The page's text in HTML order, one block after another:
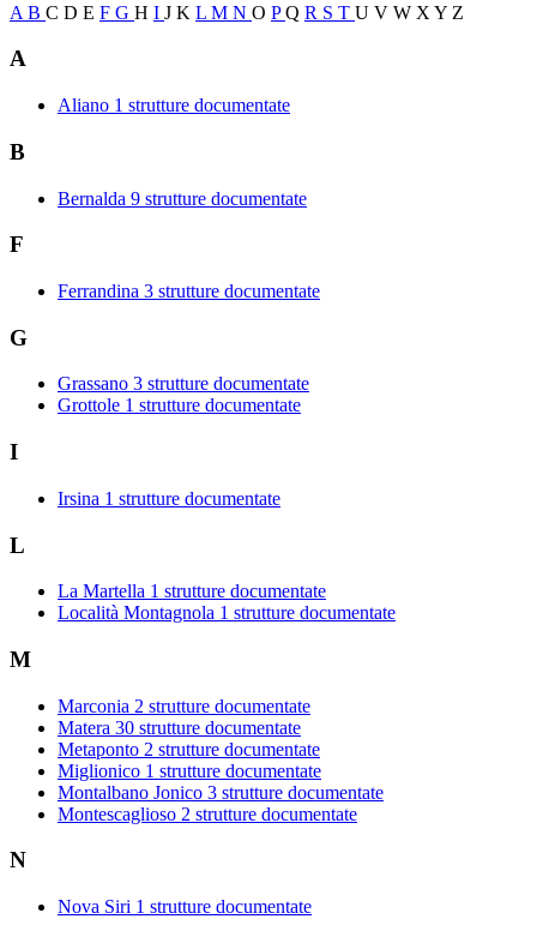
A B C D E F G H I J K L M N O PQ R S T U V W X Y Z
A
Aliano 1 strutture documentate
B
Bernalda 9 strutture documentate
F
Ferrandina 3 strutture documentate
G
Grassano 3 strutture documentate
Grottole 1 strutture documentate
I
Irsina 1 strutture documentate
L
La Martella 1 strutture documentate
Località Montagnola 1 strutture documentate
M
Marconia 2 strutture documentate
Matera 30 strutture documentate
Metaponto 2 strutture documentate
Miglionico 1 strutture documentate
Montalbano Jonico 3 strutture documentate
Montescaglioso 2 strutture documentate
N
Nova Siri 1 strutture documentate